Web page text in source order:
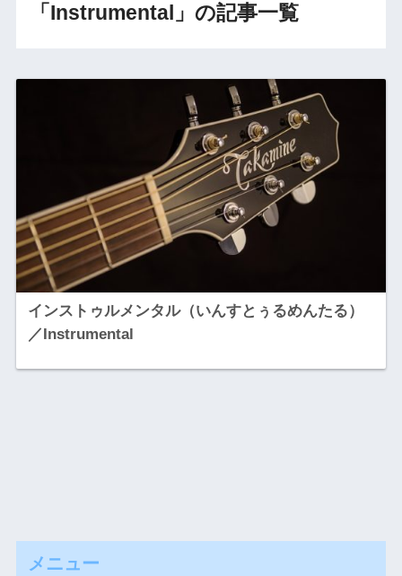
「Instrumental」の記事一覧
インストゥルメンタル（いんすとぅるめんたる）
／Instrumental
メニュー